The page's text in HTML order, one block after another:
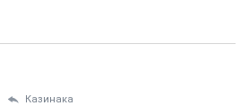
Казинака